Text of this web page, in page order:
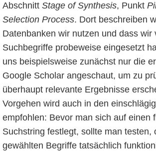
Abschnitt Stage of Synthesis, Punkt
Selection Process. Dort beschreiben
Datenbanken wir nutzen und dass wir
Suchbegriffe probeweise eingesetzt
uns beispielsweise zunächst nur die
Google Scholar angeschaut, um zu
überhaupt relevante Ergebnisse
Vorgehen wird auch in den
empfohlen: Bevor man sich auf einen
Suchstring festlegt, sollte man testen,
gewählten Begriffe tatsächlich